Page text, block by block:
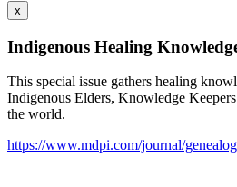
x
Indigenous Healing
This special issue gathers healing
Indigenous Elders, Knowledge
the world.
https://www.mdpi.com/journal/